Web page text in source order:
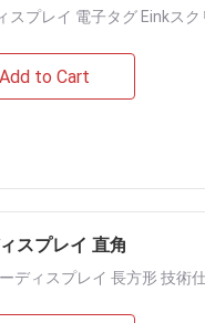
スプレイ 電子タグ Einkス
Add to Cart
スプレイ 直角
ディスプレイ 長方形 技術